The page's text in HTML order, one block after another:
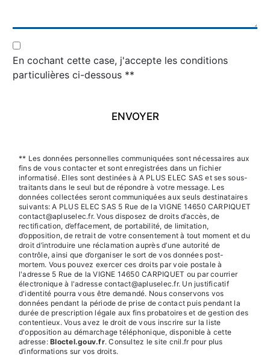
En cochant cette case, j'accepte les conditions
particulières ci-dessous **
ENVOYER
** Les données personnelles communiquées sont nécessaires aux
fins de vous contacter et sont enregistrées dans un fichier
informatisé. Elles sont destinées à A PLUS ELEC SAS et ses sous-
traitants dans le seul but de répondre à votre message. Les
données collectées seront communiquées aux seuls destinataires
suivants: A PLUS ELEC SAS 5 Rue de la VIGNE 14650 CARPIQUET
contact@apluselec.fr. Vous disposez de droits d’accès, de
rectification, d’effacement, de portabilité, de limitation,
d’opposition, de retrait de votre consentement à tout moment et du
droit d’introduire une réclamation auprès d’une autorité de
contrôle, ainsi que d’organiser le sort de vos données post-
mortem. Vous pouvez exercer ces droits par voie postale à
l'adresse 5 Rue de la VIGNE 14650 CARPIQUET ou par courrier
électronique à l'adresse contact@apluselec.fr. Un justificatif
d'identité pourra vous être demandé. Nous conservons vos
données pendant la période de prise de contact puis pendant la
durée de prescription légale aux fins probatoires et de gestion des
contentieux. Vous avez le droit de vous inscrire sur la liste
d'opposition au démarchage téléphonique, disponible à cette
adresse:Bloctel.gouv.fr. Consultez le site cnil.fr pour plus
d’informations sur vos droits.